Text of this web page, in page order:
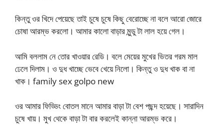
কিন্তু ওর খিদে পেয়েছে তাই চুষে চুষে কিছু বেরোচ্ছে না বলে আরো জোরে
চোষা আরম্ভ করলো। আমার কালো বাড়ার মুন্ডু টা লাল হয়ে গেল।
আমি বললাম নে তোর খাওয়ার রেডি। বলে মেয়ের মুখের ভিতর গরম মাল
ঢেলে দিলাম। ও দুধ খাচ্ছে ভেবে খেয়ে নিলো। কিন্তু ও দুধ খাক বা না
খাক। family sex golpo new
ওর আমার ফিড্ডিং বোতল মানে আমার বাড়া টা বেশ পছন্দ হয়েছে। সারাদিন
চুষে খায়। মুখ থেকে বাড়া টা বার করলেই কান্না আরম্ভ করে।